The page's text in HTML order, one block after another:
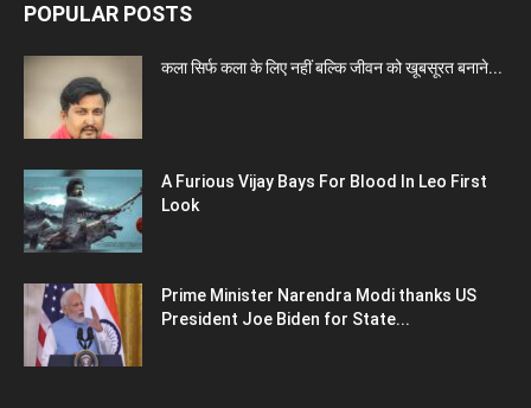
POPULAR POSTS
कला सिर्फ कला के लिए नहीं बल्कि जीवन को खूबसूरत बनाने...
A Furious Vijay Bays For Blood In Leo First
Look
Prime Minister Narendra Modi thanks US
President Joe Biden for State...